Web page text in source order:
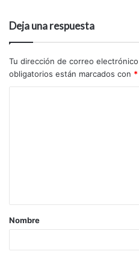
Deja una respuesta
Tu dirección de correo
obligatorios están marcados con *
Nombre